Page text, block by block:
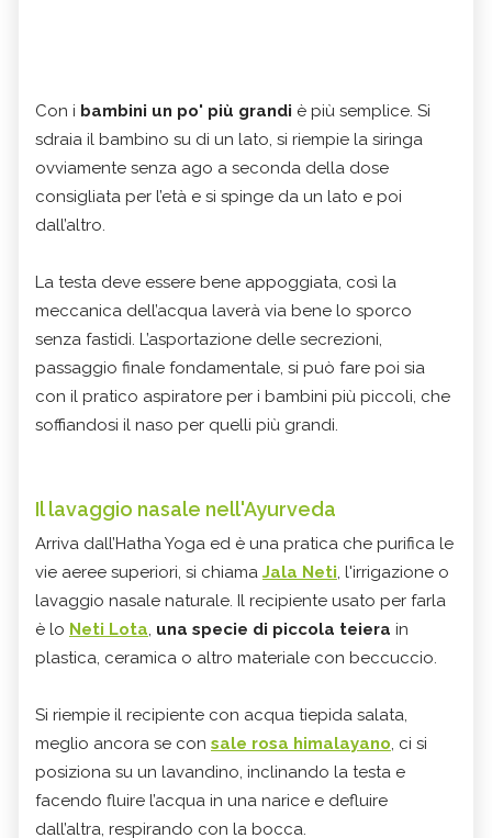
Con i bambini un po' più grandi è più semplice. Si
sdraia il bambino su di un lato, si riempie la siringa
ovviamente senza ago a seconda della dose
consigliata per l’età e si spinge da un lato e poi
dall’altro.
La testa deve essere bene appoggiata, così la
meccanica dell’acqua laverà via bene lo sporco
senza fastidi. L’asportazione delle secrezioni,
passaggio finale fondamentale, si può fare poi sia
con il pratico aspiratore per i bambini più piccoli, che
soffiandosi il naso per quelli più grandi.
Il lavaggio nasale nell'Ayurveda
Arriva dall’Hatha Yoga ed è una pratica che purifica le
vie aeree superiori, si chiama Jala Neti, l'irrigazione o
lavaggio nasale naturale. Il recipiente usato per farla
è lo Neti Lota, una specie di piccola teiera in
plastica, ceramica o altro materiale con beccuccio.
Si riempie il recipiente con acqua tiepida salata,
meglio ancora se con sale rosa himalayano, ci si
posiziona su un lavandino, inclinando la testa e
facendo fluire l’acqua in una narice e defluire
dall’altra, respirando con la bocca.